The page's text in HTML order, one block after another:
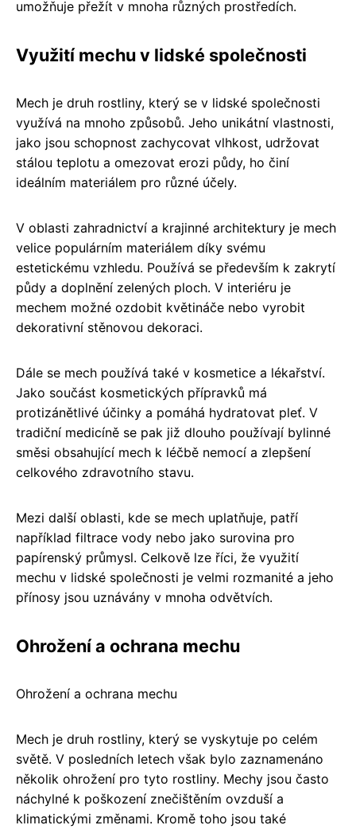
umožňuje přežít v mnoha různých prostředích.
Využití mechu v lidské společnosti
Mech je druh rostliny, který se v lidské společnosti
využívá na mnoho způsobů. Jeho unikátní vlastnosti,
jako jsou schopnost zachycovat vlhkost, udržovat
stálou teplotu a omezovat erozi půdy, ho činí
ideálním materiálem pro různé účely.
V oblasti zahradnictví a krajinné architektury je mech
velice populárním materiálem díky svému
estetickému vzhledu. Používá se především k zakrytí
půdy a doplnění zelených ploch. V interiéru je
mechem možné ozdobit květináče nebo vyrobit
dekorativní stěnovou dekoraci.
Dále se mech používá také v kosmetice a lékařství.
Jako součást kosmetických přípravků má
protizánětlivé účinky a pomáhá hydratovat pleť. V
tradiční medicíně se pak již dlouho používají bylinné
směsi obsahující mech k léčbě nemocí a zlepšení
celkového zdravotního stavu.
Mezi další oblasti, kde se mech uplatňuje, patří
například filtrace vody nebo jako surovina pro
papírenský průmysl. Celkově lze říci, že využití
mechu v lidské společnosti je velmi rozmanité a jeho
přínosy jsou uznávány v mnoha odvětvích.
Ohrožení a ochrana mechu
Ohrožení a ochrana mechu
Mech je druh rostliny, který se vyskytuje po celém
světě. V posledních letech však bylo zaznamenáno
několik ohrožení pro tyto rostliny. Mechy jsou často
náchylné k poškození znečištěním ovzduší a
klimatickými změnami. Kromě toho jsou také